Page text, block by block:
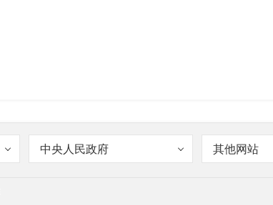
中央人民政府 其他网站